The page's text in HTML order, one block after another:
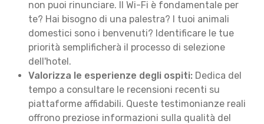
non puoi rinunciare. Il Wi-Fi è fondamentale per
te? Hai bisogno di una palestra? I tuoi animali
domestici sono i benvenuti? Identificare le tue
priorità semplificherà il processo di selezione
dell'hotel.
Valorizza le esperienze degli ospiti: Dedica del
tempo a consultare le recensioni recenti su
piattaforme affidabili. Queste testimonianze reali
offrono preziose informazioni sulla qualità del